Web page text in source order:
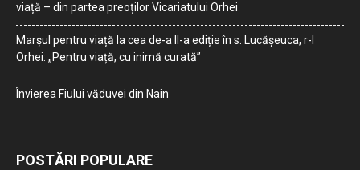
viață – din partea preoților Vicariatului Orhei
Marșul pentru viață la cea de-a II-a ediție în s. Lucășeuca, r-l
Orhei: „Pentru viață, cu inimă curată”
Învierea Fiului văduvei din Nain
POSTĂRI POPULARE